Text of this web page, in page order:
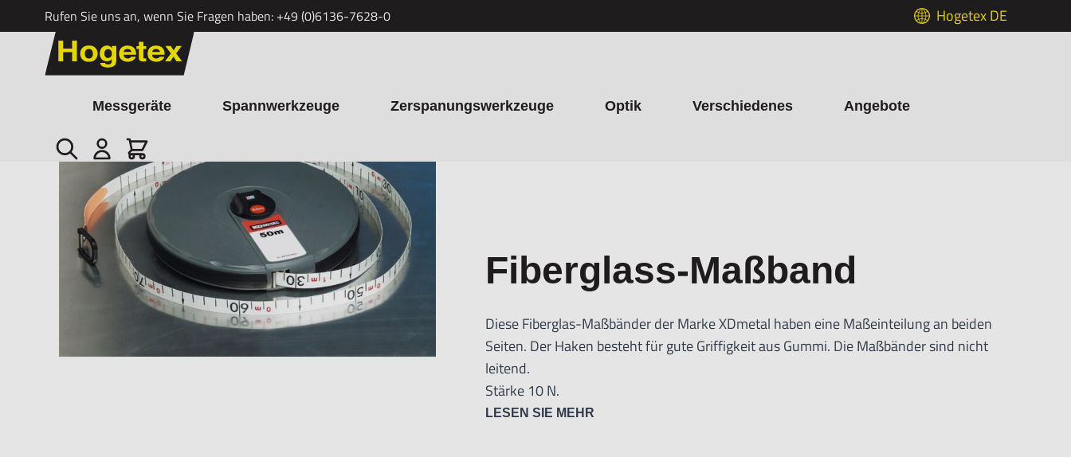
Rufen Sie uns an, wenn Sie Fragen haben: +49 (0)6136-7628-0 Hogetex DE
Zum Inhalt springen
Messgeräte Spannwerkzeuge Zerspanungswerkzeuge Optik Verschiedenes Angebote
Suche Cart
/Fiberglass-Maßband
Fiberglass-Maßband
Diese Fiberglas-Maßbänder der Marke XDmetal haben eine Maßeinteilung an beiden
Seiten. Der Haken besteht für gute Griffigkeit aus Gummi. Die Maßbänder sind nicht
leitend.
Stärke 10 N.
Die Breite der Maßbänder beträgt 13 mm.
LESEN SIE MEHR